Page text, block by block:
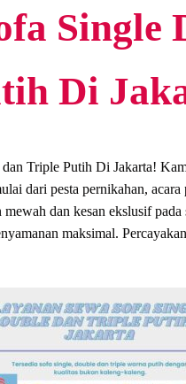
Single
Di
Triple Putih Di Jakarta!
dari pesta pernikahan,
dan kesan ekslusif
maksimal.